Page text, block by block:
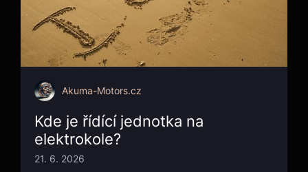
Akuma-Motors.cz
Kde je řídící jednotka na
elektrokole?
21. 6. 2026